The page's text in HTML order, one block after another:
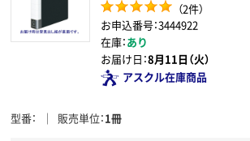
（2件）
お申込番号：3444922
在庫：あり
お届け日：8月11日（火）
アスクル在庫商品
型番 販売単位 1冊